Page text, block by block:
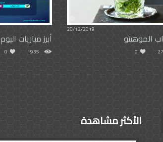
20/12/2019
الموهيتو
0
أبرز مباريات اليوم
1935
0
الأكثر مشاهدة